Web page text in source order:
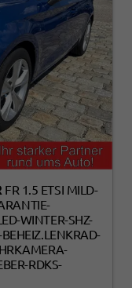
FR 1.5 ETSI MILD-
WINTER-SHZ-
RDKS-